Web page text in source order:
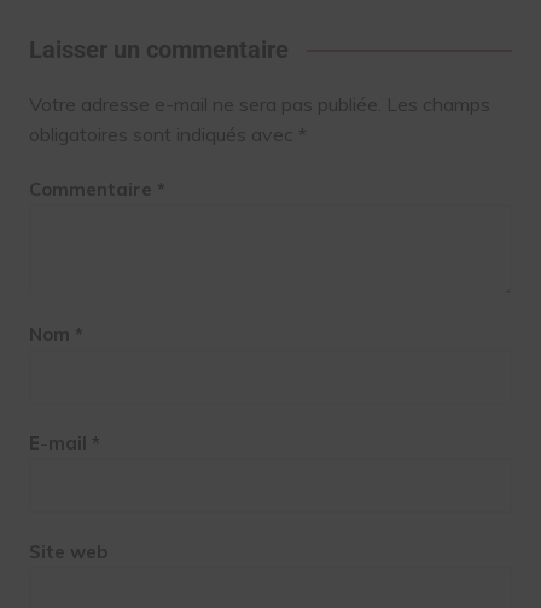
Laisser un commentaire
Votre adresse e-mail ne sera pas publiée. Les champs
obligatoires sont indiqués avec *
Commentaire *
Nom *
E-mail *
Site web